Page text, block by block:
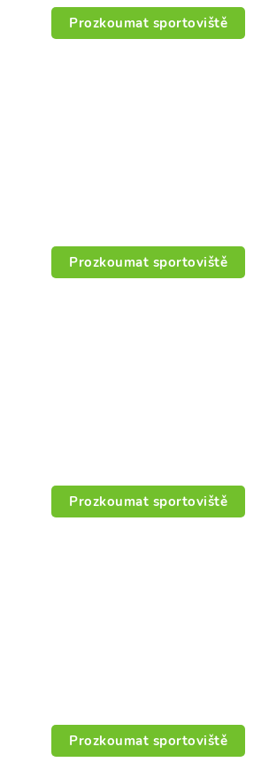
Prozkoumat sportoviště
Prozkoumat sportoviště
Prozkoumat sportoviště
Prozkoumat sportoviště